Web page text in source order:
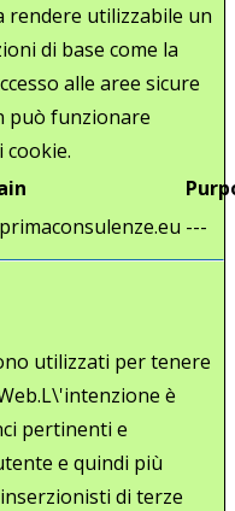
rendere utilizzabile un
di base come la
alle aree sicure
può funzionare
---
utilizzati per tenere
è
pertinenti e
e quindi più
di terze